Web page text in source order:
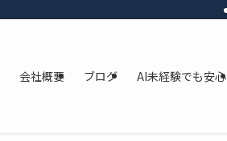
会社概要 ブログ AI未経験でも安心